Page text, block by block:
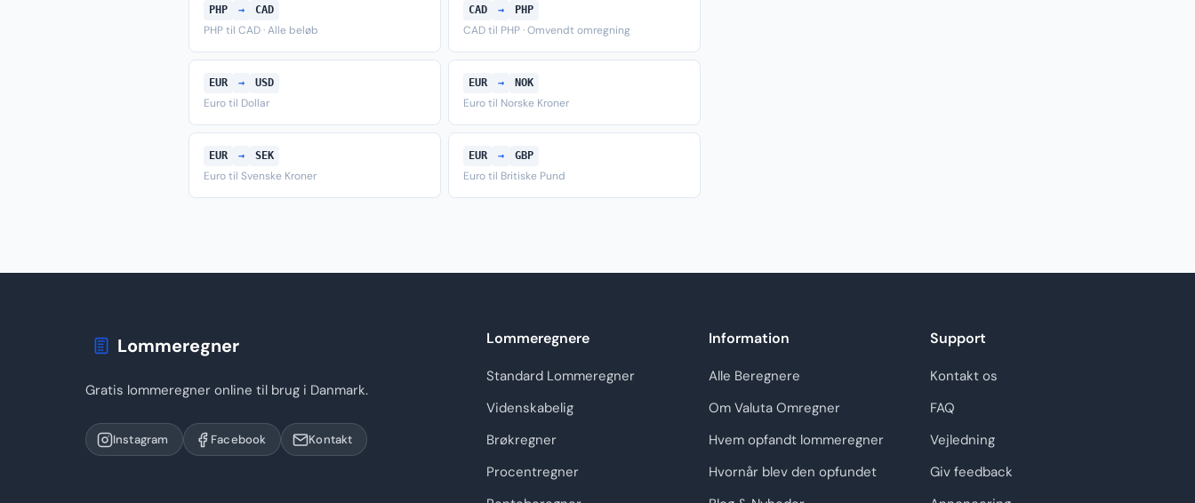
PHP → CAD
PHP til CAD · Alle beløb
CAD → PHP
CAD til PHP · Omvendt omregning
EUR → USD
Euro til Dollar
EUR → NOK
Euro til Norske Kroner
EUR → SEK
Euro til Svenske Kroner
EUR → GBP
Euro til Britiske Pund
Lommeregner
Gratis lommeregner online til brug i Danmark.
Instagram Facebook Kontakt
Lommeregnere
Standard Lommeregner
Videnskabelig
Brøkregner
Procentregner
Information
Alle Beregnere
Om Valuta Omregner
Hvem opfandt lommeregner
Hvornår blev den opfundet
Support
Kontakt os
FAQ
Vejledning
Giv feedback